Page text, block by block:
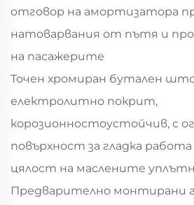
отговор на амортизатора
натоварвания от пътя и
на пасажерите
Точен хромиран бутален
електролитно покрит,
корозионностоустойчив, с
повърхност за гладка
цялост на маслените
Предварително монтирани